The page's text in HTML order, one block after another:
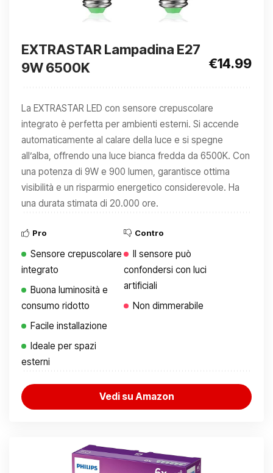
EXTRASTAR Lampadina E27
9W 6500K
€14.99
La EXTRASTAR LED con sensore crepuscolare
integrato è perfetta per ambienti esterni. Si accende
automaticamente al calare della luce e si spegne
all’alba, offrendo una luce bianca fredda da 6500K. Con
una potenza di 9W e 900 lumen, garantisce ottima
visibilità e un risparmio energetico considerevole. Ha
una durata stimata di 20.000 ore.
Pro
Sensore crepuscolare
integrato
Buona luminosità e
consumo ridotto
Facile installazione
Ideale per spazi
esterni
Contro
Il sensore può
confondersi con luci
artificiali
Non dimmerabile
Vedi su Amazon